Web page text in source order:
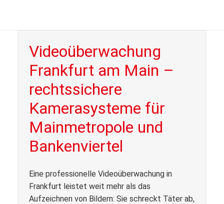
Videoüberwachung
Frankfurt am Main –
rechtssichere
Kamerasysteme für
Mainmetropole und
Bankenviertel
Eine professionelle Videoüberwachung in
Frankfurt leistet weit mehr als das
Aufzeichnen von Bildern: Sie schreckt Täter ab,